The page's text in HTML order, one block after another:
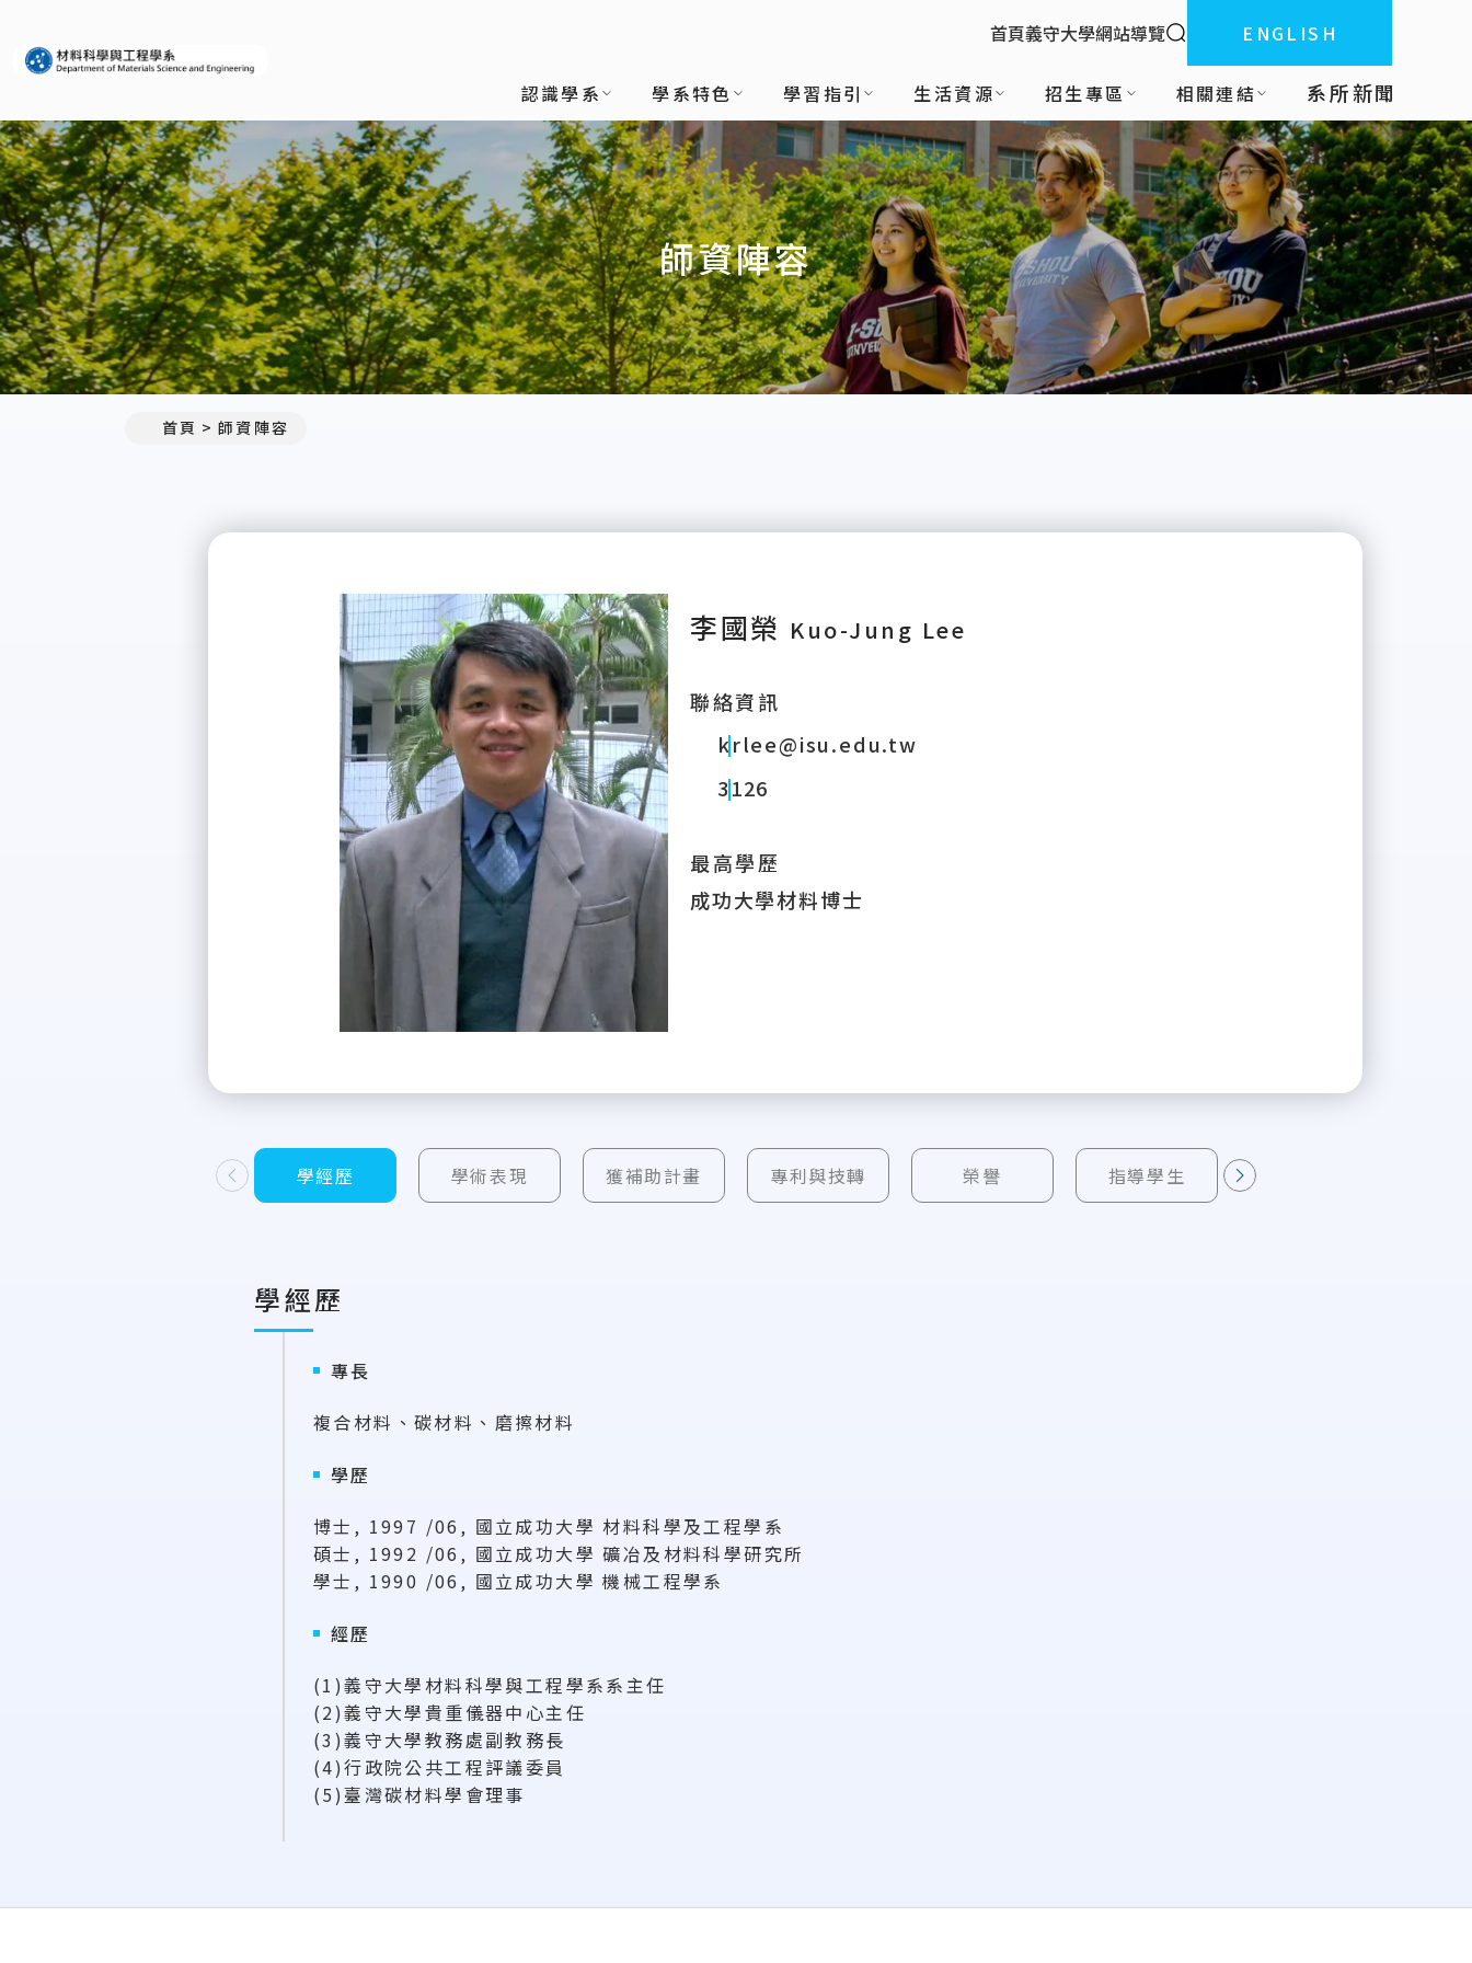
:::
首頁義守大學網站導覽 全站搜索ENGLISH
認識學系 學系特色 學習指引 生活資源 招生專區 相關連結 系所新聞
師資陣容
首頁 師資陣容
李國榮 Kuo-Jung Lee
聯絡資訊
krlee@isu.edu.tw
3126
最高學歷
成功大學材料博士
上一則 學經歷 學術表現 獲補助計畫 專利與技轉 榮譽 指導學生 下一則
學經歷
專長
複合材料、碳材料、磨擦材料
學歷
博士, 1997 /06, 國立成功大學 材料科學及工程學系
碩士, 1992 /06, 國立成功大學 礦冶及材料科學研究所
學士, 1990 /06, 國立成功大學 機械工程學系
經歷
(1)義守大學材料科學與工程學系系主任
(2)義守大學貴重儀器中心主任
(3)義守大學教務處副教務長
(4)行政院公共工程評議委員
(5)臺灣碳材料學會理事